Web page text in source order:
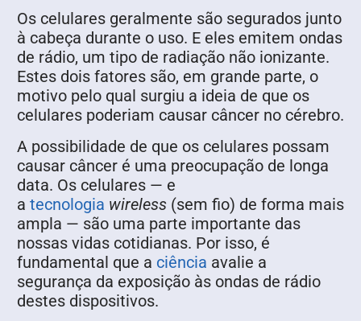
Os celulares geralmente são segurados junto
à cabeça durante o uso. E eles emitem ondas
de rádio, um tipo de radiação não ionizante.
Estes dois fatores são, em grande parte, o
motivo pelo qual surgiu a ideia de que os
celulares poderiam causar câncer no cérebro.
A possibilidade de que os celulares possam
causar câncer é uma preocupação de longa
data. Os celulares — e
a tecnologia wireless (sem fio) de forma mais
ampla — são uma parte importante das
nossas vidas cotidianas. Por isso, é
fundamental que a ciência avalie a
segurança da exposição às ondas de rádio
destes dispositivos.